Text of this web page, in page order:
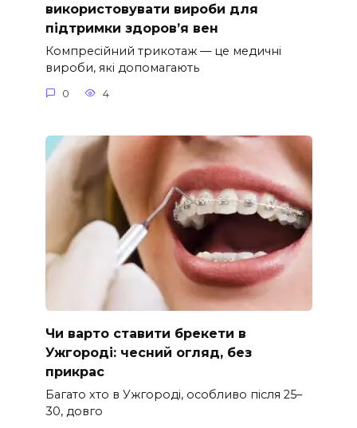
використовувати вироби для
підтримки здоров’я вен
Компресійний трикотаж — це медичні
вироби, які допомагають
0 4
Чи варто ставити брекети в
Ужгороді: чесний огляд, без
прикрас
Багато хто в Ужгороді, особливо після 25–
30, довго